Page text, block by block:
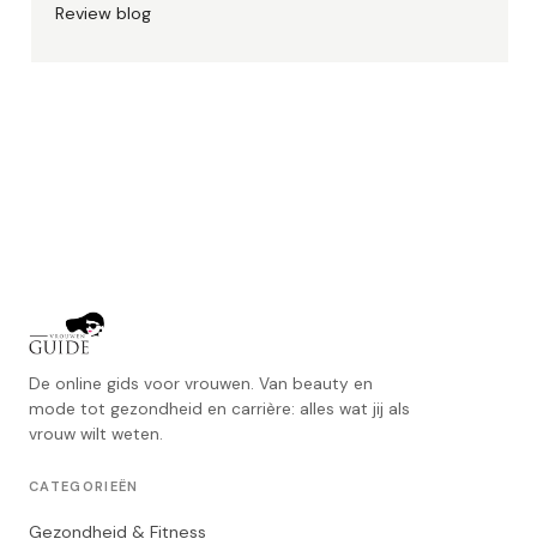
Review blog
De online gids voor vrouwen. Van beauty en
mode tot gezondheid en carrière: alles wat jij als
vrouw wilt weten.
CATEGORIEËN
Gezondheid & Fitness